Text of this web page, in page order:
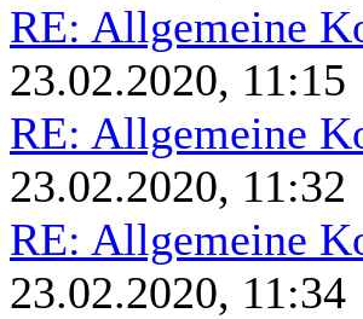
RE: Allgemeine
23.02.2020, 11:15
RE: Allgemeine
23.02.2020, 11:32
RE: Allgemeine
23.02.2020, 11:34